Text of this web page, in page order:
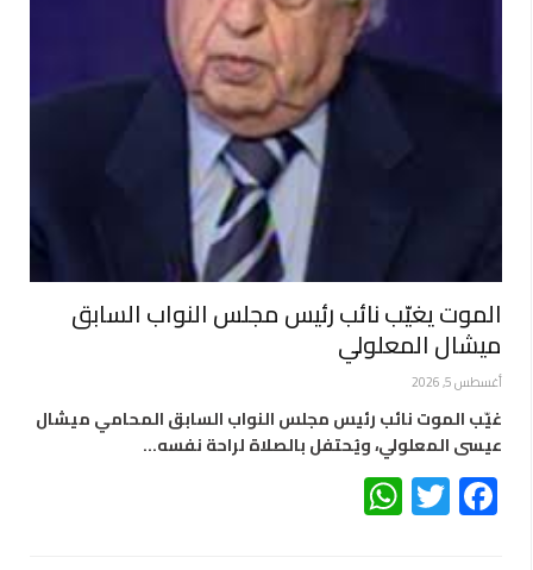
الموت يغيّب نائب رئيس مجلس النواب السابق
ميشال المعلولي
أغسطس 5, 2026
غيّب الموت نائب رئيس مجلس النواب السابق المحامي ميشال
عيسى المعلولي، ويُحتفل بالصلاة لراحة نفسه…
Facebook
Twitter